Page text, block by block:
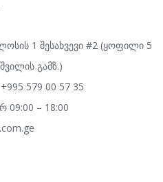
1 შესახვევი #2 (ყოფილი 5
გამზ.)
579 00 57 35
09:00 – 18:00